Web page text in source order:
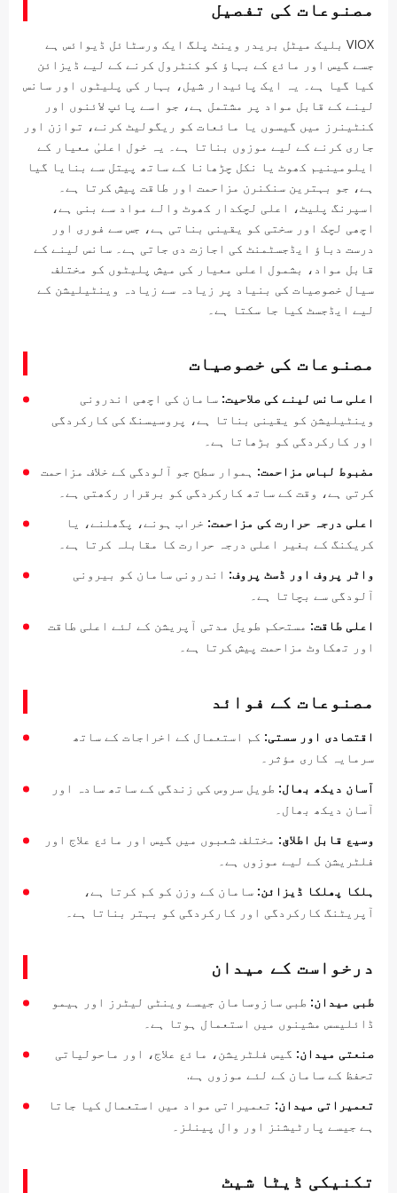
مصنوعات کی تفصیل
VIOX بلیک میٹل بریدر وینٹ پلگ ایک ورسٹائل ڈیوائس ہے
جسے گیس اور مائع کے بہاؤ کو کنٹرول کرنے کے لیے ڈیزائن
کیا گیا ہے۔ یہ ایک پائیدار شیل، بہار کی پلیٹوں اور سانس
لینے کے قابل مواد پر مشتمل ہے، جو اسے پائپ لائنوں اور
کنٹینرز میں گیسوں یا مائعات کو ریگولیٹ کرنے، توازن اور
جاری کرنے کے لیے موزوں بناتا ہے۔ یہ خول اعلیٰ معیار کے
ایلومینیم کھوٹ یا نکل چڑھانا کے ساتھ پیتل سے بنایا گیا
ہے، جو بہترین سنکنرن مزاحمت اور طاقت پیش کرتا ہے۔
اسپرنگ پلیٹ، اعلی لچکدار کھوٹ والے مواد سے بنی ہے،
اچھی لچک اور سختی کو یقینی بناتی ہے، جس سے فوری اور
درست دباؤ ایڈجسٹمنٹ کی اجازت دی جاتی ہے۔ سانس لینے کے
قابل مواد، بشمول اعلی معیار کی میش پلیٹوں کو مختلف
سیال خصوصیات کی بنیاد پر زیادہ سے زیادہ وینٹیلیشن کے
لیے ایڈجسٹ کیا جا سکتا ہے۔
مصنوعات کی خصوصیات
اعلی سانس لینے کی صلاحیت: سامان کی اچھی اندرونی
وینٹیلیشن کو یقینی بناتا ہے، پروسیسنگ کی کارکردگی
اور کارکردگی کو بڑھاتا ہے۔
مضبوط لباس مزاحمت: ہموار سطح جو آلودگی کے خلاف مزاحمت
کرتی ہے، وقت کے ساتھ کارکردگی کو برقرار رکھتی ہے۔
اعلی درجہ حرارت کی مزاحمت: خراب ہونے، پگھلنے، یا
کریکنگ کے بغیر اعلی درجہ حرارت کا مقابلہ کرتا ہے۔
واٹر پروف اور ڈسٹ پروف: اندرونی سامان کو بیرونی
آلودگی سے بچاتا ہے۔
اعلی طاقت: مستحکم طویل مدتی آپریشن کے لئے اعلی طاقت
اور تھکاوٹ مزاحمت پیش کرتا ہے۔
مصنوعات کے فوائد
اقتصادی اور سستی: کم استعمال کے اخراجات کے ساتھ
سرمایہ کاری مؤثر۔
آسان دیکھ بھال: طویل سروس کی زندگی کے ساتھ سادہ اور
آسان دیکھ بھال۔
وسیع قابل اطلاق: مختلف شعبوں میں گیس اور مائع علاج اور
فلٹریشن کے لیے موزوں ہے۔
ہلکا پھلکا ڈیزائن: سامان کے وزن کو کم کرتا ہے،
آپریٹنگ کارکردگی اور کارکردگی کو بہتر بناتا ہے۔
درخواست کے میدان
طبی میدان: طبی سازوسامان جیسے وینٹی لیٹرز اور ہیمو
ڈائلیسس مشینوں میں استعمال ہوتا ہے۔
صنعتی میدان: گیس فلٹریشن، مائع علاج، اور ماحولیاتی
تحفظ کے سامان کے لئے موزوں ہے.
تعمیراتی میدان: تعمیراتی مواد میں استعمال کیا جاتا
ہے جیسے پارٹیشنز اور وال پینلز۔
تکنیکی ڈیٹا شیٹ